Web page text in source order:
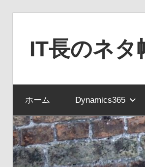
キ
ッ
プ
IT長のネタ
NAV
と
Dynamics365
financial
を
中
ホーム Dynamics365